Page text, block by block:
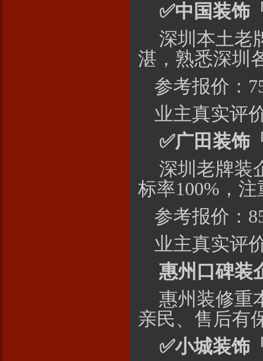
✅中国装饰
深圳本土老
湛，熟悉深圳
参考报价：
业主真实评
✅广田装饰
深圳老牌装
标率100%，
参考报价：
业主真实评
惠州口碑装
惠州装修重
亲民、售后有
✅小城装饰